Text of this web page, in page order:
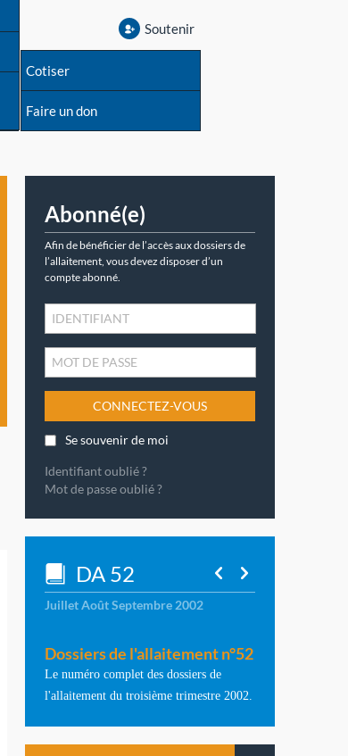
Soutenir
Cotiser
Faire un don
Abonné(e)
Afin de bénéficier de l’accès aux dossiers de
l’allaitement, vous devez disposer d’un
compte abonné.
CONNECTEZ-VOUS
Se souvenir de moi
Identifiant oublié ?
Mot de passe oublié ?
DA 52
Juillet Août Septembre 2002
Dossiers de l'allaitement n°52
Le numéro complet des dossiers de
l'allaitement du troisième trimestre 2002.